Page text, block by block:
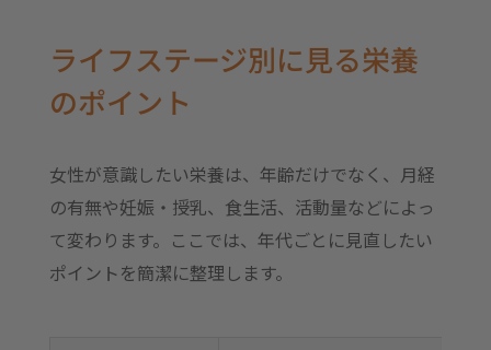
ライフステージ別に見る栄養
のポイント
女性が意識したい栄養は、年齢だけでなく、月経
の有無や妊娠・授乳、食生活、活動量などによっ
て変わります。ここでは、年代ごとに見直したい
ポイントを簡潔に整理します。